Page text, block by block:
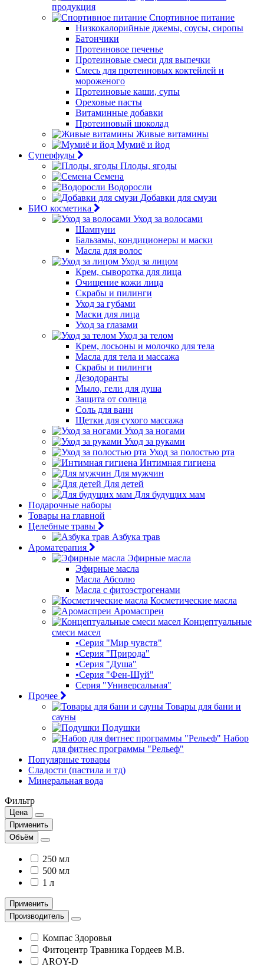
продукция
Спортивное питание
Низкокалорийные джемы, соусы, сиропы
Батончики
Протеиновое печенье
Протеиновые смеси для выпечки
Смесь для протеиновых коктейлей и
мороженого
Протеиновые каши, супы
Ореховые пасты
Витаминные добавки
Протеиновый шоколад
Живые витамины
Мумиё и йод
Суперфуды
Плоды, ягоды
Семена
Водоросли
Добавки для смузи
БИО косметика
Уход за волосами
Шампуни
Бальзамы, кондиционеры и маски
Масла для волос
Уход за лицом
Крем, сыворотка для лица
Очищение кожи лица
Скрабы и пилинги
Уход за губами
Маски для лица
Уход за глазами
Уход за телом
Крем, лосьоны и молочко для тела
Масла для тела и массажа
Скрабы и пилинги
Дезодоранты
Мыло, гели для душа
Защита от солнца
Соль для ванн
Щетки для сухого массажа
Уход за ногами
Уход за руками
Уход за полостью рта
Интимная гигиена
Для мужчин
Для детей
Для будущих мам
Подарочные наборы
Товары на главной
Целебные травы
Азбука трав
Ароматерапия
Эфирные масла
Эфирные масла
Масла Абсолю
Масла с фитоэстрогенами
Косметические масла
Аромаспреи
Концептуальные
смеси масел
•Серия "Мир чувств"
•Серия "Природа"
•Серия "Душа"
•Серия "Фен-Шуй"
Серия "Универсальная"
Прочее
Товары для бани и
сауны
Подушки
Набор
для фитнес программы "Рельеф"
Популярные товары
Сладости (пастила и тд)
Минеральная вода
Фильтр
Цена
Применить
Объём
250 мл
500 мл
1 л
Применить
Производитель
Компас Здоровья
Фитоцентр Травника Гордеев М.В.
AROY-D